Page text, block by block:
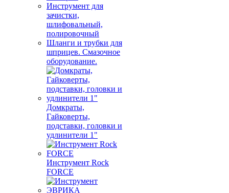
Инструмент для
зачистки,
шлифовальный,
полировочный
Шланги и трубки для
шприцев. Смазочное
оборудование.
Домкраты,
Гайковерты,
подставки, головки и
удлинители 1"
Инструмент Rock
FORCE